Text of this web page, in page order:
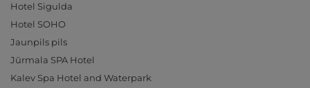
Hotel Sigulda
Hotel SOHO
Jaunpils pils
Jūrmala SPA Hotel
Kalev Spa Hotel and Waterpark